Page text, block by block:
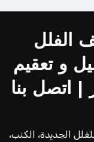
الفلل
و تعقيم
| اتصل بنا
الجديدة، الكنب،